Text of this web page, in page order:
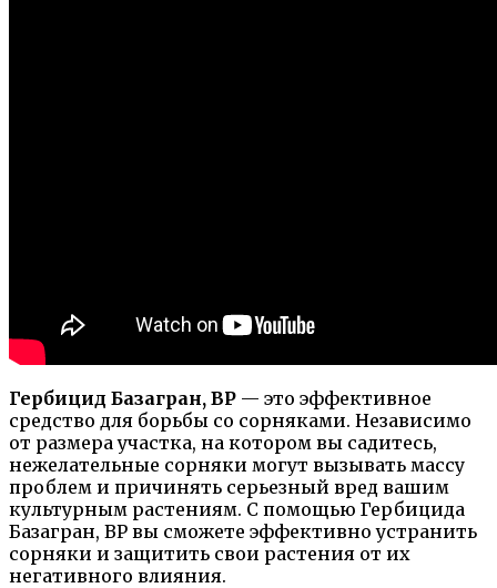
Гербицид Базагран, ВР — это эффективное
средство для борьбы со сорняками. Независимо
от размера участка, на котором вы садитесь,
нежелательные сорняки могут вызывать массу
проблем и причинять серьезный вред вашим
культурным растениям. С помощью Гербицида
Базагран, ВР вы сможете эффективно устранить
сорняки и защитить свои растения от их
негативного влияния.